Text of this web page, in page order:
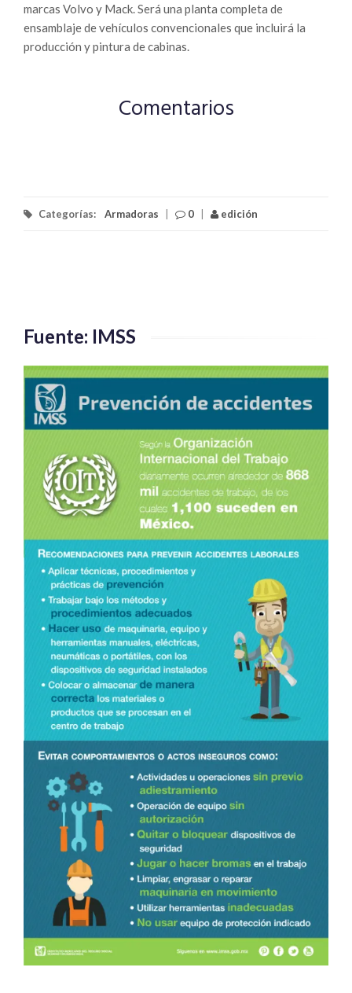
marcas Volvo y Mack. Será una planta completa de
ensamblaje de vehículos convencionales que incluirá la
producción y pintura de cabinas.
Comentarios
Categorías: Armadoras 0 edición
Fuente: IMSS